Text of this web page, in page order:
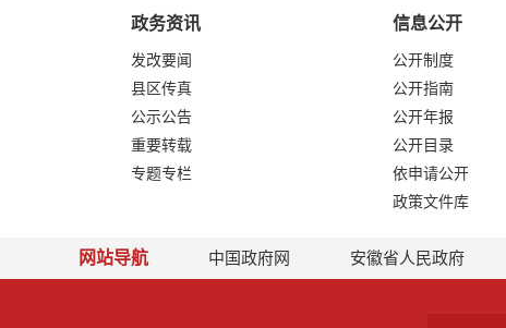
政务资讯
发改要闻
县区传真
公示公告
重要转载
专题专栏
信息公开
公开制度
公开指南
公开年报
公开目录
依申请公开
政策文件库
网站导航 中国政府网 安徽省人民政府